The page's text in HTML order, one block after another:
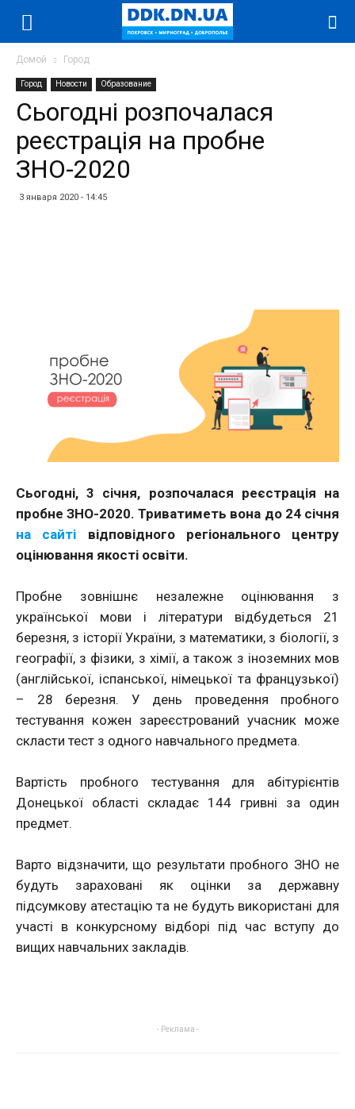
Домой Город
Город Новости Образование
Сьогодні розпочалася
реєстрація на пробне
ЗНО-2020
3 января 2020 - 14:45
Сьогодні, 3 січня, розпочалася реєстрація на
пробне ЗНО-2020. Триватиметь вона до 24 січня
на сайті відповідного регіонального центру
оцінювання якості освіти.
Пробне зовнішнє незалежне оцінювання з
української мови і літератури відбудеться 21
березня, з історії України, з математики, з біології, з
географії, з фізики, з хімії, а також з іноземних мов
(англійської, іспанської, німецької та французької)
– 28 березня. У день проведення пробного
тестування кожен зареєстрований учасник може
скласти тест з одного навчального предмета.
Вартість пробного тестування для абітурієнтів
Донецької області складає 144 гривні за один
предмет.
Варто відзначити, що результати пробного ЗНО не
будуть зараховані як оцінки за державну
підсумкову атестацію та не будуть використані для
участі в конкурсному відборі під час вступу до
вищих навчальних закладів.
- Реклама -